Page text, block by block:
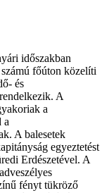
időszakban
főúton közelíti
és
A
a
a
A balesetek
egyeztetést
Erdészetével. A
fényt tükröző